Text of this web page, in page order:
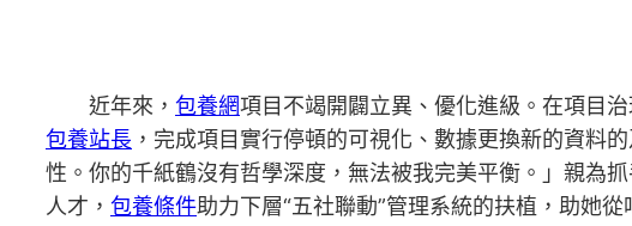
近年來， 包養網項目不竭開闢立異、優化進級。在項目
包養站長 ，完成項目實行停頓的可視化、數據更換新的資料
性。你的千紙鶴沒有哲學深度，無法被我完美平衡。」親為
人才， 包養條件助力下層“五社聯動”管理系統的扶植，助她從